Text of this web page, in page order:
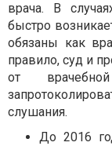
врача. В
быстро
обязаны как
правило, суд и
от
слушания.
До 2016